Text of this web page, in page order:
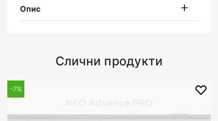
Опис
Слични продукти
-13%
-7%